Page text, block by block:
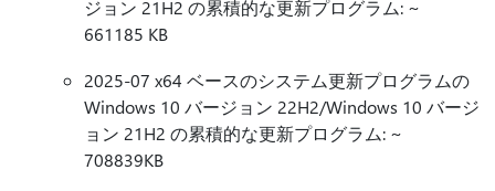
ジョン 21H2 の累積的な更新プログラム: ~
661185 KB
2025-07 x64 ベースのシステム更新プログラムの
Windows 10 バージョン 22H2/Windows 10 バージ
ョン 21H2 の累積的な更新プログラム: ~
708839KB